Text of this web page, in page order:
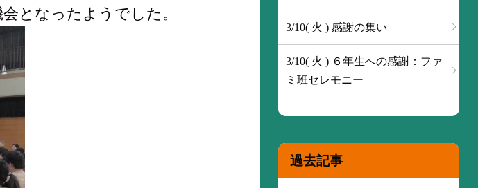
となったようでした。
3/10( 火 ) 感謝の集い
3/10( 火 ) ６年生への感謝：ファ
ミ班セレモニー
過去記事